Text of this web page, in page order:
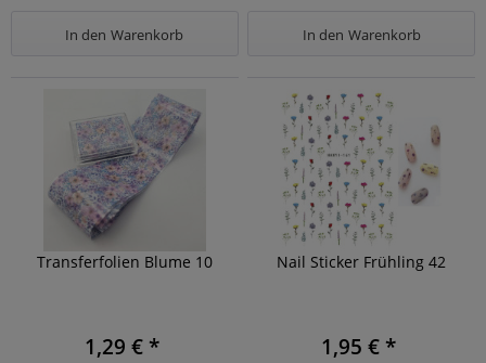
In den Warenkorb In den Warenkorb
Transferfolien Blume 10
1,29 € *
Nail Sticker Frühling 42
1,95 € *